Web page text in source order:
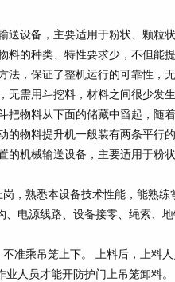
送设备，主要适用于粉状、颗粒
料的种类、特性要求少，不但
法，保证了整机运行的可靠性，
无需用斗挖料，材料之间很少发
把物料从下面的储藏中舀起，随
的物料提升机一般装有两条平行
的机械输送设备，主要适用于
岗，熟悉本设备技术性能，能熟
、电源线路、设备接零、绳索、
不准乘吊笼上下。 上料后，上料
业人员才能开防护门上吊笼卸料